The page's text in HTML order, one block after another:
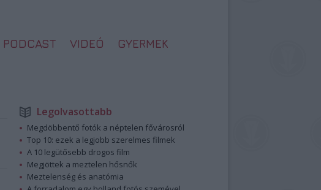
PODCAST VIDEÓ GYERMEK
Legolvasottabb
Megdöbbentő fotók a néptelen fővárosról
Top 10: ezek a legjobb szerelmes filmek
A 10 legütősebb drogos film
Megjöttek a meztelen hősnők
Meztelenség és anatómia